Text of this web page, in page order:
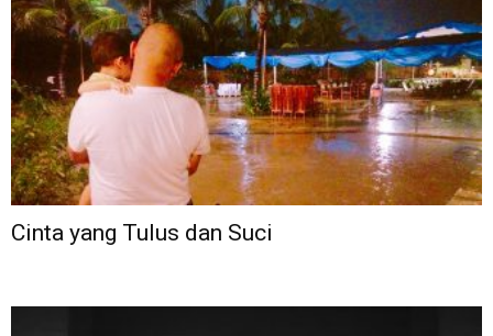
Cinta yang Tulus dan Suci